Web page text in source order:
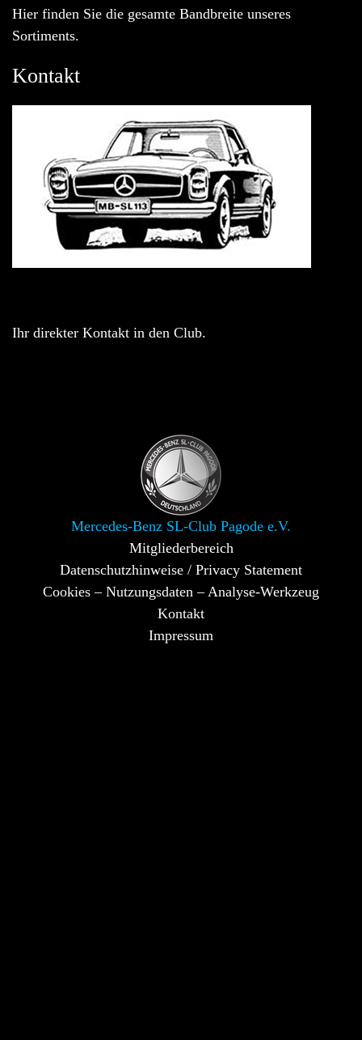
Hier finden Sie die gesamte Bandbreite unseres
Sortiments.
Kontakt
Ihr direkter Kontakt in den Club.
Mercedes-Benz SL-Club Pagode e.V.
Mitgliederbereich
Datenschutzhinweise / Privacy Statement
Cookies – Nutzungsdaten – Analyse-Werkzeug
Kontakt
Impressum